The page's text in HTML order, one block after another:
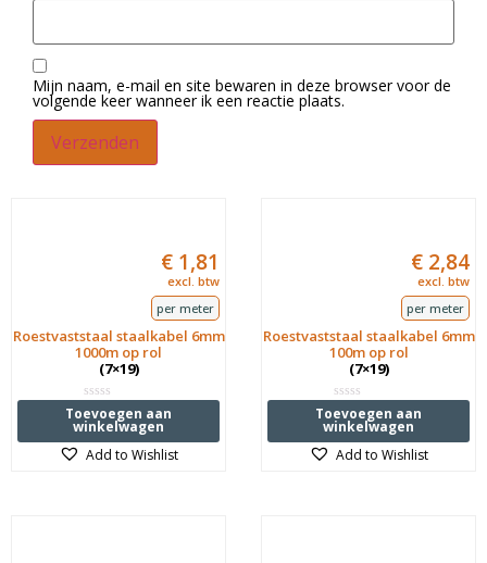
Mijn naam, e-mail en site bewaren in deze browser voor de
volgende keer wanneer ik een reactie plaats.
Roestvaststaal staalkabel 6mm
1000m op rol
(7×19)
Waardering
0
uit
5
€ 1,81
excl. btw
per meter
Toevoegen aan
winkelwagen
Add to Wishlist
Roestvaststaal staalkabel 6mm
100m op rol
(7×19)
Waardering
0
uit
5
€ 2,84
excl. btw
per meter
Toevoegen aan
winkelwagen
Add to Wishlist